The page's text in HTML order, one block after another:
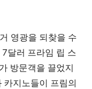
영광을 되찾을 수
달러 프라임 립 스
방문객을 끌었지
카지노들이 프림의